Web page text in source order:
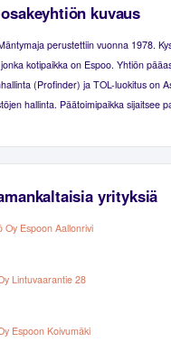
kuvaus
perustettiin vuonna 1978.
kotipaikka on Espoo. Yhtiön
(Profinder) ja TOL-luokitus on
hallinta. Päätoimipaikka sijaitsee
yrityksiä
Oy Espoon Aallonrivi
Lintuvaarantie 28
Espoon Koivumäki